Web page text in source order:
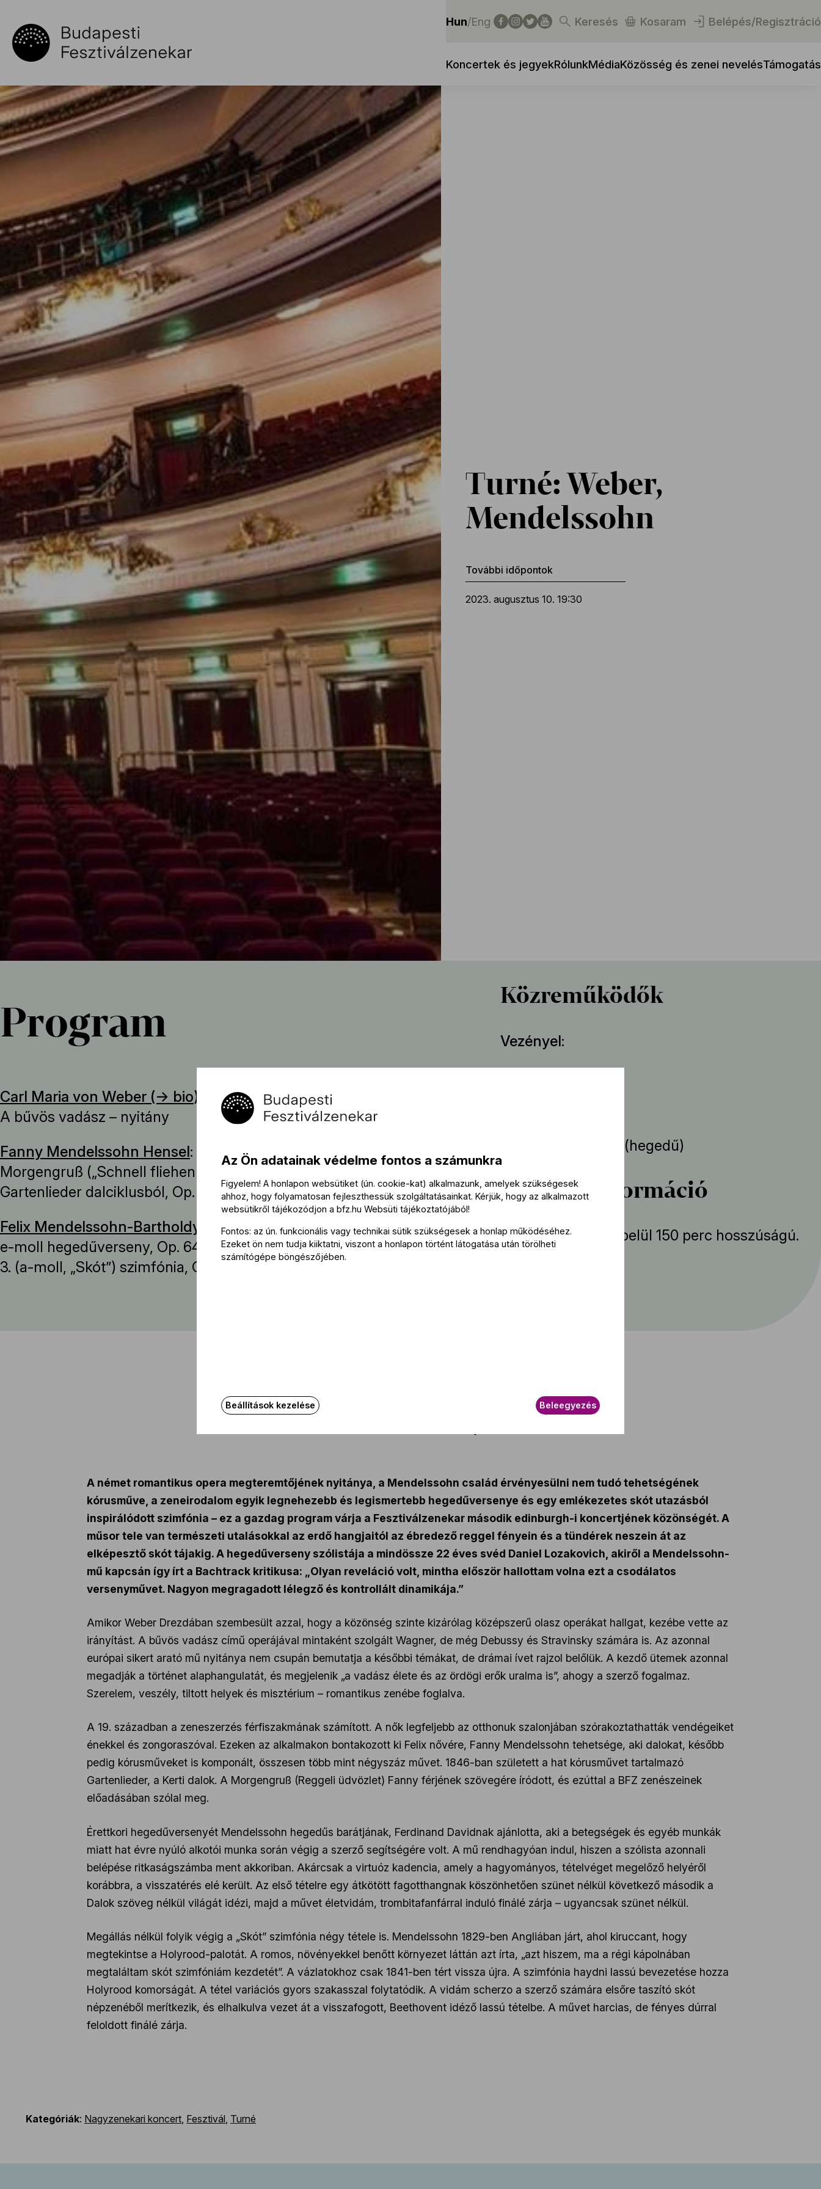
Hun/Eng Keresés Kosaram Belépés/Regisztráció
Koncertek és jegyekRólunkMédiaKözösség és zenei nevelésTámogatás
Turné: Weber,
Mendelssohn
További időpontok
2023. augusztus 10. 19:30
Program
Carl Maria von Weber (→ bio)
A bűvös vadász – nyitány
Fanny Mendelssohn Hensel:
Morgengruß („Schnell fliehen die Schatten der Nacht”) – a
Gartenlieder dalciklusból, Op. 3
Felix Mendelssohn-Bartholdy (→bio) :
e-moll hegedűverseny, Op. 64
3. (a-moll, „Skót”) szimfónia, Op. 56
Közreműködők
Vezényel
(hegedű)
További információ
Az esemény körülbelül 150 perc hosszúságú.
Az eseményről
A német romantikus opera megteremtőjének nyitánya, a Mendelssohn család érvényesülni nem tudó tehetségének
kórusműve, a zeneirodalom egyik legnehezebb és legismertebb hegedűversenye és egy emlékezetes skót utazásból
inspirálódott szimfónia – ez a gazdag program várja a Fesztiválzenekar második edinburgh-i koncertjének közönségét. A
műsor tele van természeti utalásokkal az erdő hangjaitól az ébredező reggel fényein és a tündérek neszein át az
elképesztő skót tájakig. A hegedűverseny szólistája a mindössze 22 éves svéd Daniel Lozakovich, akiről a Mendelssohn-
mű kapcsán így írt a Bachtrack kritikusa: „Olyan reveláció volt, mintha először hallottam volna ezt a csodálatos
versenyművet. Nagyon megragadott lélegző és kontrollált dinamikája.”
Amikor Weber Drezdában szembesült azzal, hogy a közönség szinte kizárólag középszerű olasz operákat hallgat, kezébe vette az
irányítást. A bűvös vadász című operájával mintaként szolgált Wagner, de még Debussy és Stravinsky számára is. Az azonnal
európai sikert arató mű nyitánya nem csupán bemutatja a későbbi témákat, de drámai ívet rajzol belőlük. A kezdő ütemek azonnal
megadják a történet alaphangulatát, és megjelenik „a vadász élete és az ördögi erők uralma is”, ahogy a szerző fogalmaz.
Szerelem, veszély, tiltott helyek és misztérium – romantikus zenébe foglalva.
A 19. században a zeneszerzés férfiszakmának számított. A nők legfeljebb az otthonuk szalonjában szórakoztathatták vendégeiket
énekkel és zongoraszóval. Ezeken az alkalmakon bontakozott ki Felix nővére, Fanny Mendelssohn tehetsége, aki dalokat, később
pedig kórusműveket is komponált, összesen több mint négyszáz művet. 1846-ban született a hat kórusművet tartalmazó
Gartenlieder, a Kerti dalok. A Morgengruß (Reggeli üdvözlet) Fanny férjének szövegére íródott, és ezúttal a BFZ zenészeinek
előadásában szólal meg.
Érettkori hegedűversenyét Mendelssohn hegedűs barátjának, Ferdinand Davidnak ajánlotta, aki a betegségek és egyéb munkák
miatt hat évre nyúló alkotói munka során végig a szerző segítségére volt. A mű rendhagyóan indul, hiszen a szólista azonnali
belépése ritkaságszámba ment akkoriban. Akárcsak a virtuóz kadencia, amely a hagyományos, tételvéget megelőző helyéről
korábbra, a visszatérés elé került. Az első tételre egy átkötött fagotthangnak köszönhetően szünet nélkül következő második a
Dalok szöveg nélkül világát idézi, majd a művet életvidám, trombitafanfárral induló finálé zárja – ugyancsak szünet nélkül.
Megállás nélkül folyik végig a „Skót” szimfónia négy tétele is. Mendelssohn 1829-ben Angliában járt, ahol kiruccant, hogy
megtekintse a Holyrood-palotát. A romos, növényekkel benőtt környezet láttán azt írta, „azt hiszem, ma a régi kápolnában
megtaláltam skót szimfóniám kezdetét”. A vázlatokhoz csak 1841-ben tért vissza újra. A szimfónia haydni lassú bevezetése hozza
Holyrood komorságát. A tétel variációs gyors szakasszal folytatódik. A vidám scherzo a szerző számára elsőre taszító skót
népzenéből merítkezik, és elhalkulva vezet át a visszafogott, Beethovent idéző lassú tételbe. A művet harcias, de fényes dúrral
feloldott finálé zárja.
Kategóriák: Nagyzenekari koncert Fesztivál Turné
Az Ön adatainak védelme fontos a számunkra
Figyelem! A honlapon websütiket (ún. cookie-kat) alkalmazunk, amelyek szükségesek
ahhoz, hogy folyamatosan fejleszthessük szolgáltatásainkat. Kérjük, hogy az alkalmazott
websütikről tájékozódjon a bfz.hu Websüti tájékoztatójából!
Fontos: az ún. funkcionális vagy technikai sütik szükségesek a honlap működéséhez.
Ezeket ön nem tudja kiiktatni, viszont a honlapon történt látogatása után törölheti
számítógépe böngészőjében.
Beállítások kezelése Beleegyezés